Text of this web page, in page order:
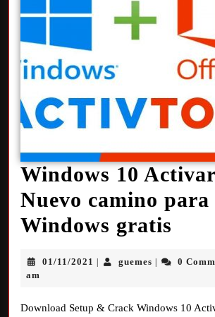
Windows 10
Nuevo camino para
Windows gratis
01/11/2021 guemes 0
am
Download Setup & Crack Windows 10